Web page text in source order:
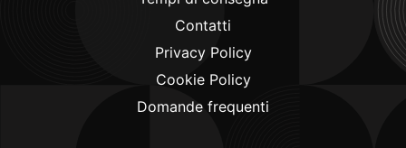
Contatti
Privacy Policy
Cookie Policy
Domande frequenti